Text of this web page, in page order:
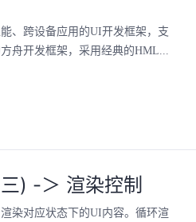
、跨设备应用的UI开发框架，支
舟开发框架，采用经典的HML...
) -＞ 渲染控制
染对应状态下的UI内容。循环渲